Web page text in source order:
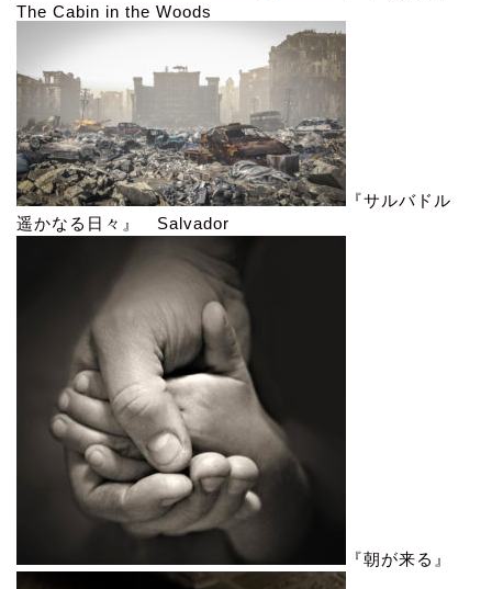
The Cabin in the Woods
『サルバドル
遥かなる日々』 Salvador
『朝が来る』